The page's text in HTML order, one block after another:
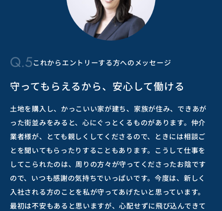
Q.5これからエントリーする方へのメッセージ
守ってもらえるから、安心して働ける
土地を購入し、かっこいい家が建ち、家族が住み、できあが
った街並みをみると、心にぐっとくるものがあります。仲介
業者様が、とても親しくしてくださるので、ときには相談ご
とを聞いてもらったりすることもあります。こうして仕事を
してこられたのは、周りの方々が守ってくださったお陰です
ので、いつも感謝の気持ちでいっぱいです。今度は、新しく
入社される方のことを私が守ってあげたいと思っています。
最初は不安もあると思いますが、心配せずに飛び込んできて